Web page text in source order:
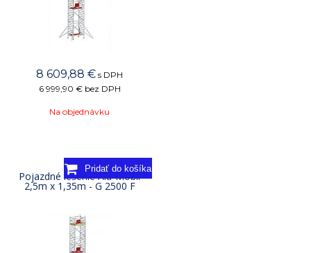
8 609,88 € s DPH
6 999,90 € bez DPH
Na objednávku
Pojazdné lešenie Alu-Mobil
2,5m x 1,35m - G 2500 F